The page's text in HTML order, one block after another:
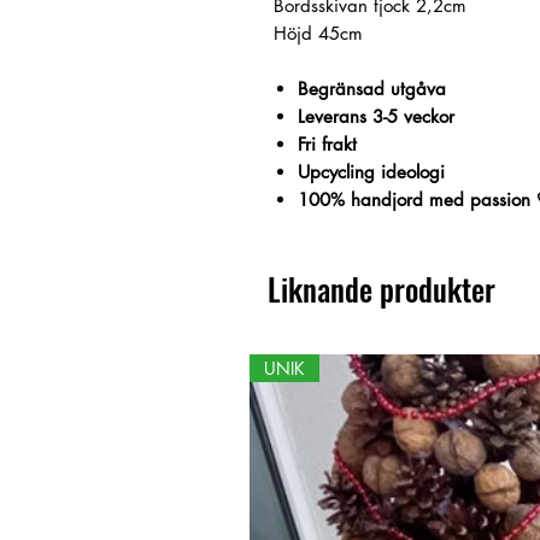
Bordsskivan tjock 2,2cm
Höjd 45cm
Begränsad utgåva
Leverans 3-5 veckor
Fri frakt
Upcycling ideologi
100% handjord med passion
Liknande produkter
UNIK